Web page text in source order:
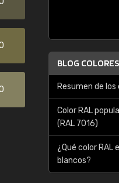
BLOG
Resumen de
Color RAL
(RAL 7016)
¿Qué color RAL
blancos?